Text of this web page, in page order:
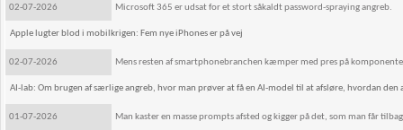
02-07-2026 Microsoft 365 er udsat for et stort såkaldt password-spraying angreb.
Apple lugter blod i mobilkrigen: Fem nye iPhones er på vej
02-07-2026 Mens resten af smartphonebranchen kæmper med pres på
AI-lab: Om brugen af særlige angreb, hvor man prøver at få en AI-model til at afsløre, hvordan den
01-07-2026 Man kaster en masse prompts afsted og kigger på det, som man får